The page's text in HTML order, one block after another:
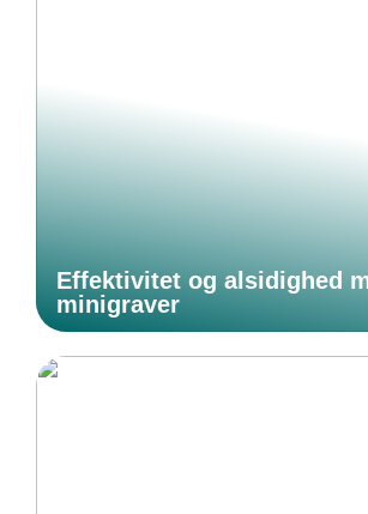
Effektivitet og alsidighed
minigraver